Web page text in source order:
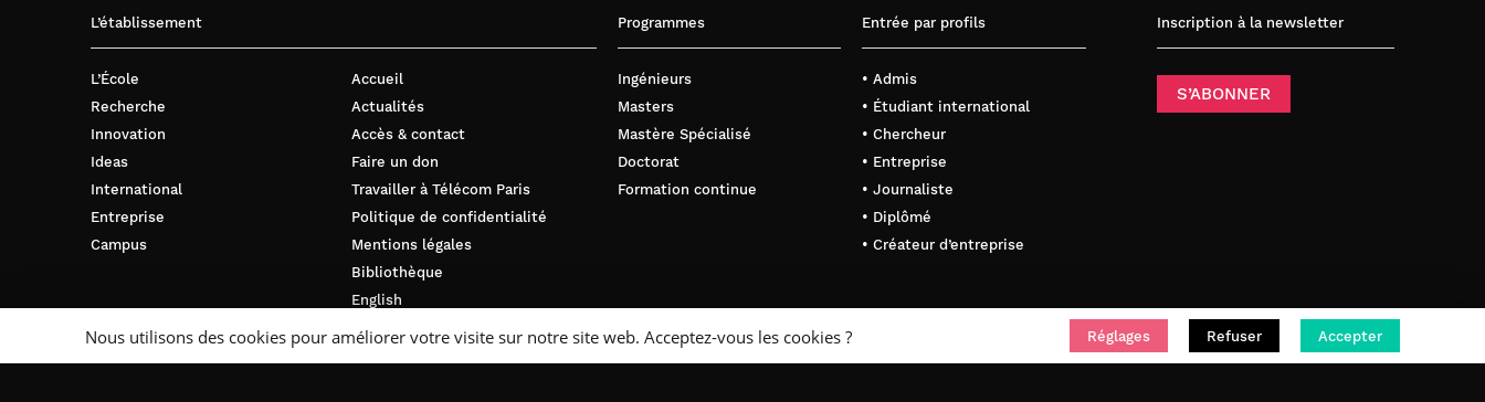
L’établissement
L’École
Recherche
Innovation
Ideas
International
Entreprise
Campus
Accueil
Actualités
Accès & contact
Faire un don
Travailler à Télécom Paris
Politique de confidentialité
Mentions légales
Bibliothèque
English
Programmes
Ingénieurs
Masters
Mastère Spécialisé
Doctorat
Formation continue
Entrée par profils
• Admis
• Étudiant international
• Chercheur
• Entreprise
• Journaliste
• Diplômé
• Créateur d’entreprise
Inscription à la newsletter
S’ABONNER
Nous utilisons des cookies pour améliorer votre visite sur notre site web. Acceptez-vous les cookies ? Réglages Refuser Accepter